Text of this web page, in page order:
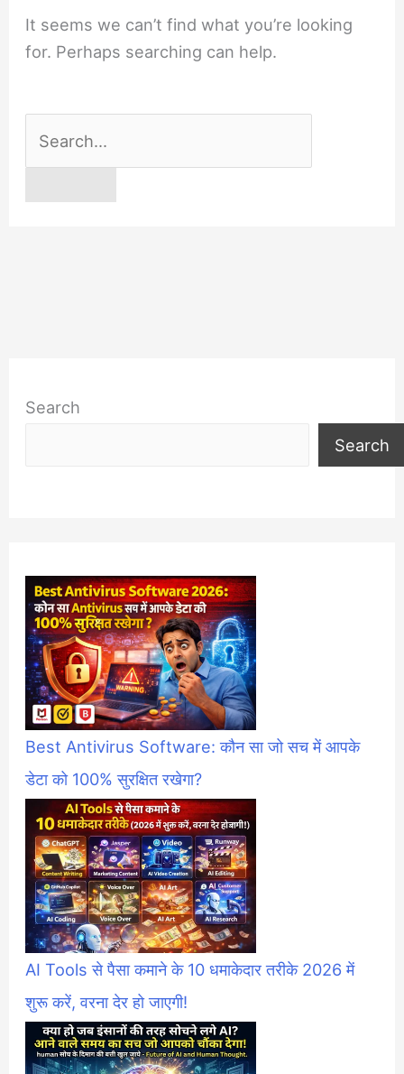
It seems we can’t find what you’re looking
for. Perhaps searching can help.
for:
Search
Search
Best Antivirus Software: कौन सा जो सच में आपके
डेटा को 100% सुरक्षित रखेगा?
AI Tools से पैसा कमाने के 10 धमाकेदार तरीके 2026 में
शुरू करें, वरना देर हो जाएगी!